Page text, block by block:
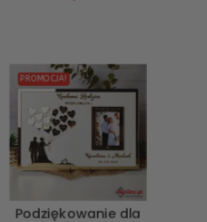
PROMOCJA!
Podziękowanie dla